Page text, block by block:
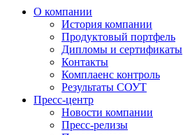
О компании
История компании
Продуктовый портфель
Дипломы и сертификаты
Контакты
Комплаенс контроль
Результаты СОУТ
Пресс-центр
Новости компании
Пресс-релизы